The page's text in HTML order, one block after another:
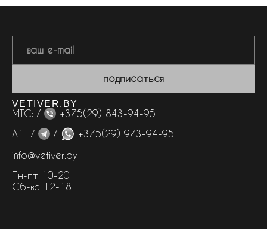
подписаться
VETIVER.BY
МТС: /
+375(29) 843-94-95
А1 /
/
+375(29) 973-94-95
info@vetiver.by
Пн-пт 10-20
Сб-вс 12-18